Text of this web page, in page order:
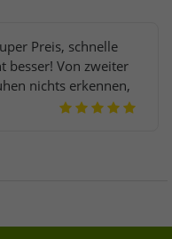
Preis, schnelle
besser! Von zweiter
nichts erkennen,